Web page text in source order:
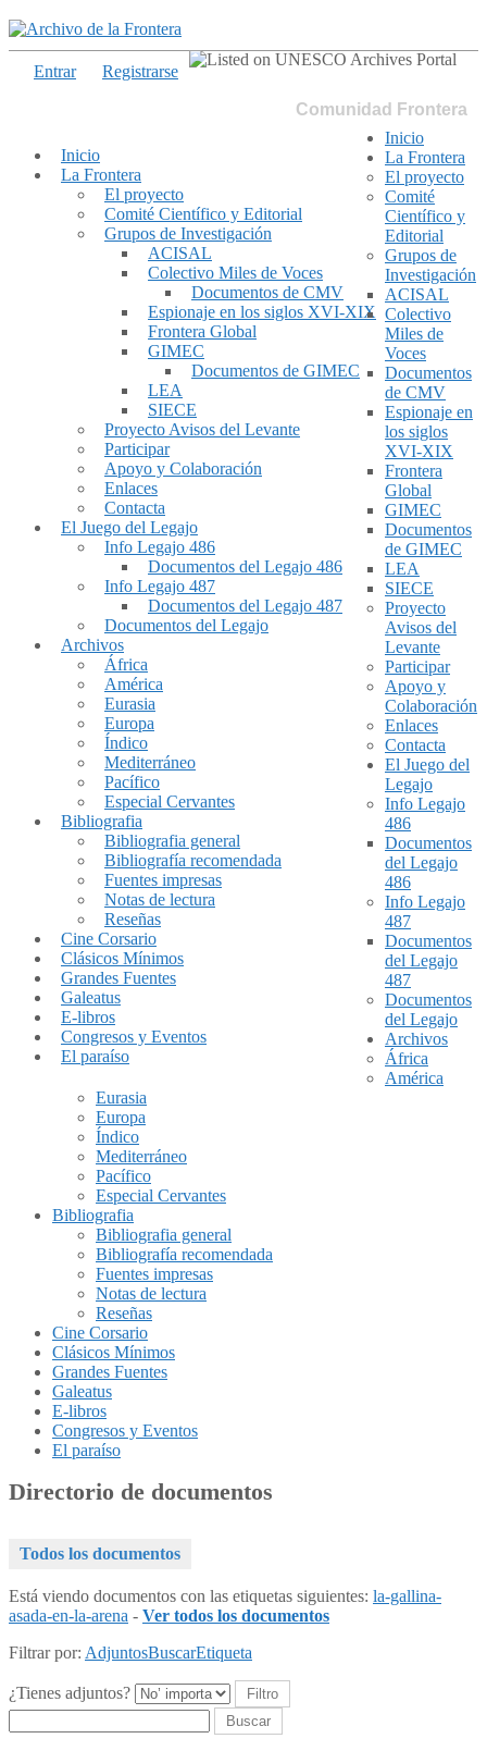
Comunidad Frontera
Inicio
La Frontera
El proyecto
Comité Científico y Editorial
Grupos de Investigación
ACISAL
Colectivo Miles de Voces
Documentos de CMV
Espionaje en los siglos XVI-XIX
Frontera Global
GIMEC
Documentos de GIMEC
LEA
SIECE
Proyecto Avisos del Levante
Participar
Apoyo y Colaboración
Enlaces
Contacta
El Juego del Legajo
Info Legajo 486
Documentos del Legajo 486
Info Legajo 487
Documentos del Legajo 487
Documentos del Legajo
Archivos
África
América
Eurasia
Europa
Índico
Mediterráneo
Pacífico
Especial Cervantes
Bibliografia
Bibliografia general
Bibliografía recomendada
Fuentes impresas
Notas de lectura
Reseñas
Cine Corsario
Clásicos Mínimos
Grandes Fuentes
Galeatus
E-libros
Congresos y Eventos
El paraíso
Entrar Registrarse
Inicio
La Frontera
El proyecto
Comité
Científico y
Editorial
Grupos de
Investigación
ACISAL
Colectivo
Miles de
Voces
Documentos
de CMV
Espionaje en
los siglos
XVI-XIX
Frontera
Global
GIMEC
Documentos
de GIMEC
LEA
SIECE
Proyecto
Avisos del
Levante
Participar
Apoyo y
Colaboración
Enlaces
Contacta
El Juego del
Legajo
Info Legajo
486
Documentos
del Legajo
486
Info Legajo
487
Documentos
del Legajo
487
Documentos
del Legajo
Archivos
África
América
Eurasia
Europa
Índico
Mediterráneo
Pacífico
Especial Cervantes
Bibliografia
Bibliografia general
Bibliografía recomendada
Fuentes impresas
Notas de lectura
Reseñas
Cine Corsario
Clásicos Mínimos
Grandes Fuentes
Galeatus
E-libros
Congresos y Eventos
El paraíso
Directorio de documentos
Todos los documentos
Está viendo documentos con las etiquetas siguientes: la-gallina-
asada-en-la-arena - Ver todos los documentos
Filtrar por: AdjuntosBuscarEtiqueta
¿Tienes adjuntos?
Buscar